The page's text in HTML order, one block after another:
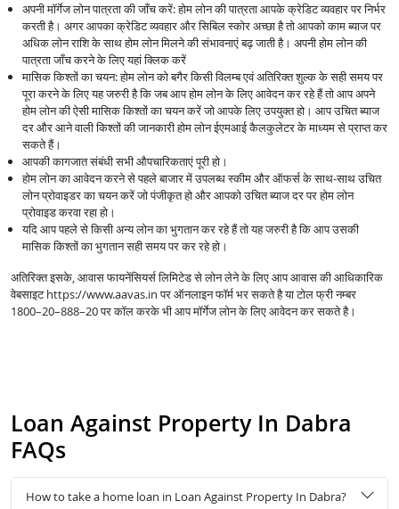
अपनी मॉर्गेज लोन पात्रता की जाँच करें: होम लोन की पात्रता आपके क्रेडिट व्यवहार पर निर्भर
करती है। अगर आपका क्रेडिट व्यवहार और सिबिल स्कोर अच्छा है तो आपको काम ब्याज पर
अधिक लोन राशि के साथ होम लोन मिलने की संभावनाएं बढ़ जाती है। अपनी होम लोन की
पात्रता जाँच करने के लिए यहां क्लिक करें
मासिक किश्तों का चयन: होम लोन को बगैर किसी विलम्ब एवं अतिरिक्त शुल्क के सही समय पर
पूरा करने के लिए यह जरुरी है कि जब आप होम लोन के लिए आवेदन कर रहे हैं तो आप अपने
होम लोन की ऐसी मासिक किश्तों का चयन करें जो आपके लिए उपयुक्त हो। आप उचित ब्याज
दर और आने वाली किश्तों की जानकारी होम लोन ईएमआई कैलकुलेटर के माध्यम से प्राप्त कर
सकते हैं।
आपकी कागजात संबंधी सभी औपचारिकताएं पूरी हो।
होम लोन का आवेदन करने से पहले बाजार में उपलब्ध स्कीम और ऑफर्स के साथ-साथ उचित
लोन प्रोवाइडर का चयन करें जो पंजीकृत हो और आपको उचित ब्याज दर पर होम लोन
प्रोवाइड करवा रहा हो।
यदि आप पहले से किसी अन्य लोन का भुगतान कर रहे हैं तो यह जरुरी है कि आप उसकी
मासिक किश्तों का भुगतान सही समय पर कर रहे हो।
अतिरिक्त इसके, आवास फायनेंसियर्स लिमिटेड से लोन लेने के लिए आप आवास की आधिकारिक
वेबसाइट https://www.aavas.in पर ऑनलाइन फॉर्म भर सकते है या टोल फ्री नम्बर
1800–20–888–20 पर कॉल करके भी आप मॉर्गेज लोन के लिए आवेदन कर सकते है।
Loan Against Property In Dabra
FAQs
How to take a home loan in Loan Against Property In Dabra?